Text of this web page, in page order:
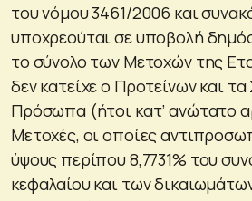
του νόμου 3461/2006 και
υποχρεούται σε υποβολή
το σύνολο των Μετοχών της
δεν κατείχε ο Προτείνων και
Πρόσωπα (ήτοι κατ’ ανώτατο
Μετοχές, οι οποίες
ύψους περίπου 8,7731% του
κεφαλαίου και των